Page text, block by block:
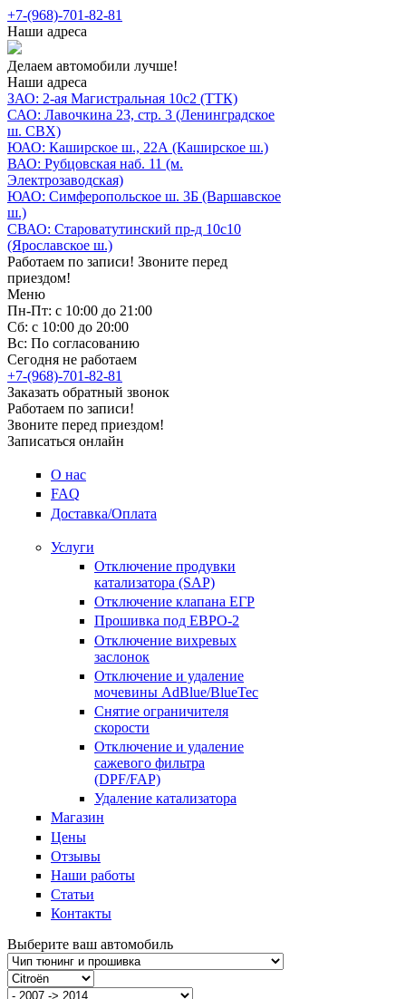
+7-(968)-701-82-81
Наши адреса
Делаем автомобили лучше!
Наши адреса
ЗАО: 2-ая Магистральная 10с2 (ТТК)
САО: Лавочкина 23, стр. 3 (Ленинградское
ш. СВХ)
ЮАО: Каширское ш., 22А (Каширское ш.)
ВАО: Рубцовская наб. 11 (м.
Электрозаводская)
ЮАО: Симферопольское ш. 3Б (Варшавское
ш.)
СВАО: Староватутинский пр-д 10с10
(Ярославское ш.)
Работаем по записи! Звоните перед
приездом!
Меню
Пн-Пт: с 10:00 до 21:00
Сб: с 10:00 до 20:00
Вс: По согласованию
Сегодня не работаем
+7-(968)-701-82-81
Заказать обратный звонок
Работаем по записи!
Звоните перед приездом!
Записаться онлайн
О нас
FAQ
Доставка/Оплата
Услуги
Отключение продувки
катализатора (SAP)
Отключение клапана ЕГР
Прошивка под ЕВРО-2
Отключение вихревых
заслонок
Отключение и удаление
мочевины AdBlue/BlueTec
Снятие ограничителя
скорости
Отключение и удаление
сажевого фильтра
(DPF/FAP)
Удаление катализатора
Магазин
Цены
Отзывы
Наши работы
Статьи
Контакты
Выберите ваш автомобиль